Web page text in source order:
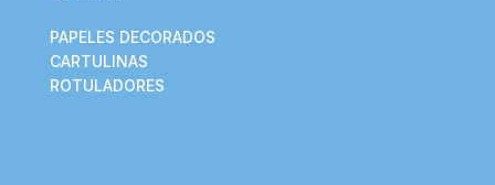
PAPELES DECORADOS
CARTULINAS
ROTULADORES